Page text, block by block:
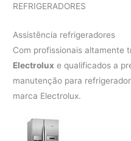
REFRIGERADORES
Assistência refrigeradores
Com profissionais altamente
Electrolux e qualificados a
manutenção para
marca Electrolux.